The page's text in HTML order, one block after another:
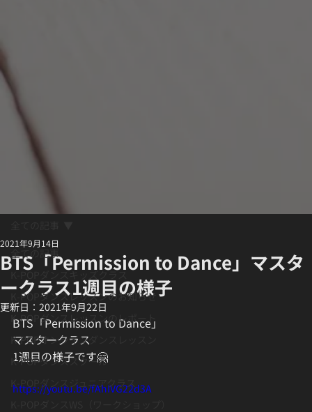
全ての記事
K-POPダンスキッズクラス
K-POPダンスレッスンのお知らせ
K-POPダンスレッスンのレポート
K-POPオンラインダンスレッスン
K-POPダンススクール
K-POPダンスジュニアクラス
BTS「Permission to Dance」マスタ
ークラス1週目の様子
2021年9月14日
更新日： 2021年9月22日
BTS「Permission to Dance」
マスタークラス
1週目の様子です🤗
https://youtu.be/fAhIVG22d3A